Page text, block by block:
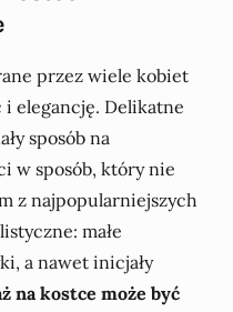
przez wiele kobiet
i elegancję. Delikatne
sposób na
w sposób, który nie
z najpopularniejszych
małe
a nawet inicjały
na kostce może być